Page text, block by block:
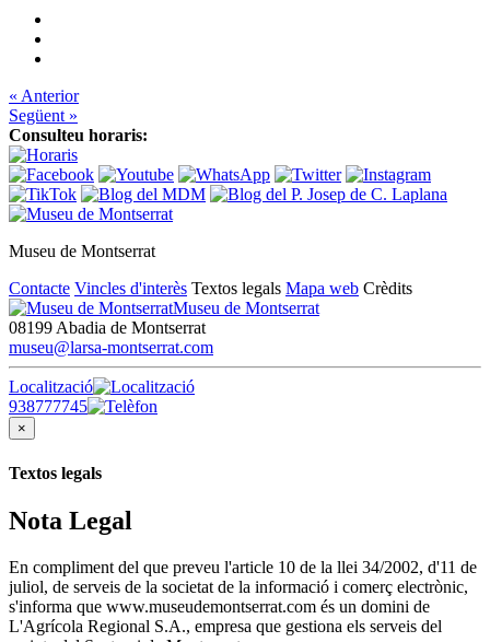
« Anterior
Següent »
Consulteu horaris:
Museu de Montserrat
Contacte Vincles d'interès Textos legals Mapa web Crèdits
Museu de Montserrat
08199 Abadia de Montserrat
museu@larsa-montserrat.com
Localització
938777745
×
Textos legals
Nota Legal
En compliment del que preveu l'article 10 de la llei 34/2002, d'11 de
juliol, de serveis de la societat de la informació i comerç electrònic,
s'informa que www.museudemontserrat.com és un domini de
L'Agrícola Regional S.A., empresa que gestiona els serveis del